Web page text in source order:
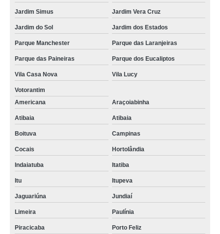
Jardim Simus Jardim Vera Cruz
Jardim do Sol Jardim dos Estados
Parque Manchester Parque das Laranjeiras
Parque das Paineiras Parque dos Eucaliptos
Vila Casa Nova Vila Lucy
Votorantim
Americana
Araçoiabinha
Atibaia Atibaia
Boituva Campinas
Cocais Hortolândia
Indaiatuba Itatiba
Itu Itupeva
Jaguariúna Jundiaí
Limeira Paulínia
Piracicaba Porto Feliz